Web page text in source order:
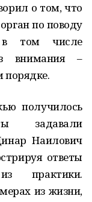
о том, что
по по­воду
в том числе
внимания –
порядке.
получилось
задавали
Наилович
ответы
прак­тики.
из жизни,